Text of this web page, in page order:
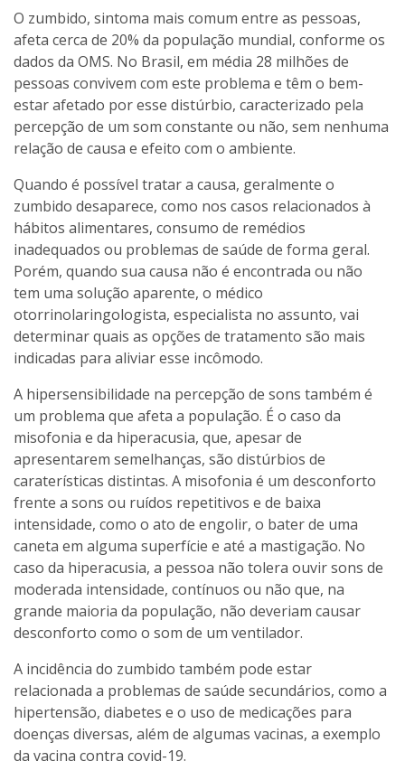
O zumbido, sintoma mais comum entre as pessoas,
afeta cerca de 20% da população mundial, conforme os
dados da OMS. No Brasil, em média 28 milhões de
pessoas convivem com este problema e têm o bem-
estar afetado por esse distúrbio, caracterizado pela
percepção de um som constante ou não, sem nenhuma
relação de causa e efeito com o ambiente.
Quando é possível tratar a causa, geralmente o
zumbido desaparece, como nos casos relacionados à
hábitos alimentares, consumo de remédios
inadequados ou problemas de saúde de forma geral.
Porém, quando sua causa não é encontrada ou não
tem uma solução aparente, o médico
otorrinolaringologista, especialista no assunto, vai
determinar quais as opções de tratamento são mais
indicadas para aliviar esse incômodo.
A hipersensibilidade na percepção de sons também é
um problema que afeta a população. É o caso da
misofonia e da hiperacusia, que, apesar de
apresentarem semelhanças, são distúrbios de
caraterísticas distintas. A misofonia é um desconforto
frente a sons ou ruídos repetitivos e de baixa
intensidade, como o ato de engolir, o bater de uma
caneta em alguma superfície e até a mastigação. No
caso da hiperacusia, a pessoa não tolera ouvir sons de
moderada intensidade, contínuos ou não que, na
grande maioria da população, não deveriam causar
desconforto como o som de um ventilador.
A incidência do zumbido também pode estar
relacionada a problemas de saúde secundários, como a
hipertensão, diabetes e o uso de medicações para
doenças diversas, além de algumas vacinas, a exemplo
da vacina contra covid-19.